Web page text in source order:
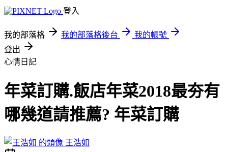
登入
我的部落格 我的部落格後台
我的帳號
登出
心情日記
年菜訂購.飯店年菜2018最夯有
哪幾道請推薦? 年菜訂購
王浩如